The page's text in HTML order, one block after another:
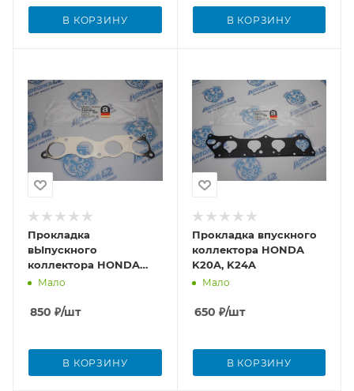
В КОРЗИНУ В КОРЗИНУ
Прокладка
вЫпускного
коллектора HONDA
K20A, K24A
Мало
850 ₽/шт
В КОРЗИНУ
Прокладка впускного
коллектора HONDA
K20A, K24A
Мало
650 ₽/шт
В КОРЗИНУ